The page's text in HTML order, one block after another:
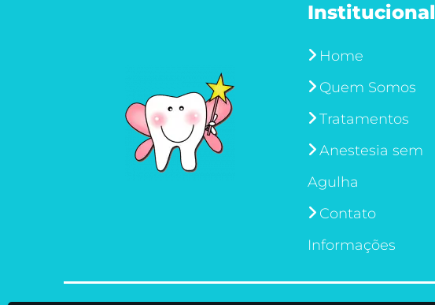
Institucional
Home
Quem Somos
Tratamentos
Anestesia sem
Agulha
Contato
Informações